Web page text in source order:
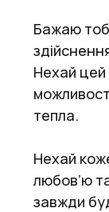
Бажаю
Нехай цей
тепла.
Нехай
любов’ю
завжди